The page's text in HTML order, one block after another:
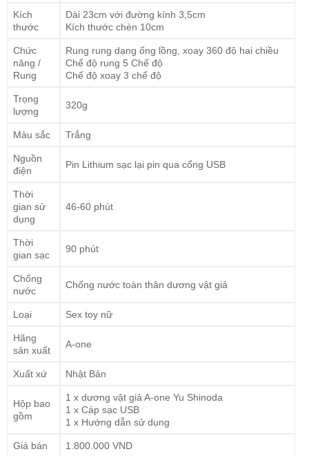
Kích
thước
Dài 23cm với đường kính 3,5cm
Kích thước chèn 10cm
Chức
năng /
Rung
Rung rung dạng ống lồng, xoay 360 độ hai chiều
Chế độ rung 5 Chế độ
Chế độ xoay 3 chế độ
Trọng
lượng
320g
Màu sắc Trắng
Nguồn
điện
Pin Lithium sạc lại pin qua cổng USB
Thời
gian sử
dụng
46-60 phút
Thời
gian sạc
90 phút
Chống
nước
Chống nước toàn thân dương vật giả
Loại Sex toy nữ
Hãng
sản xuất
A-one
Xuất xứ Nhật Bản
Hộp bao
gồm
1 x dương vật giả A-one Yu Shinoda
1 x Cáp sạc USB
1 x Hướng dẫn sử dụng
Giá bán 1.800.000 VND